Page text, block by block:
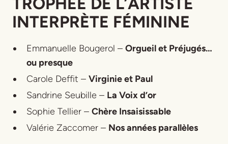
INTERPRÈTE FÉMININE
Emmanuelle Bougerol – Orgueil et Préjugés…
ou presque
Carole Deffit – Virginie et Paul
Sandrine Seubille – La Voix d’or
Sophie Tellier – Chère Insaisissable
Valérie Zaccomer – Nos années parallèles